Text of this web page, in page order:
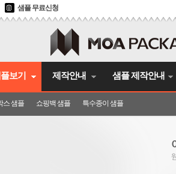
샘플 무료신청
보기
스 샘플 쇼핑백 샘플 특수종이 샘플
제작안내 샘플 제작안내